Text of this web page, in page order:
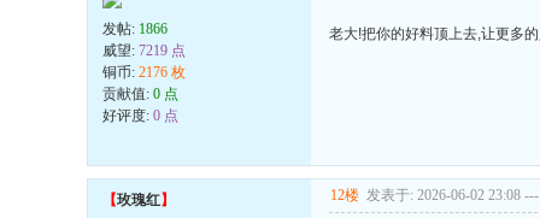
发帖: 1866
威望: 7219 点
铜币: 2176 枚
贡献值: 0 点
好评度: 0 点
老大!把你的好料顶上去,让更多
【玫瑰红】 12楼 发表于: 2026-06-02 23:08 ---